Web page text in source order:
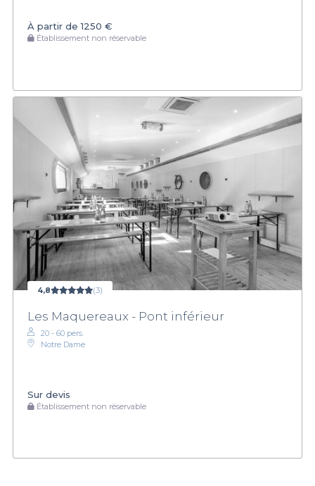
À partir de1250 €
Établissement non réservable
4,8 (3)
Les Maquereaux - Pont inférieur
20 - 60 pers.
Notre Dame
Sur devis
Établissement non réservable